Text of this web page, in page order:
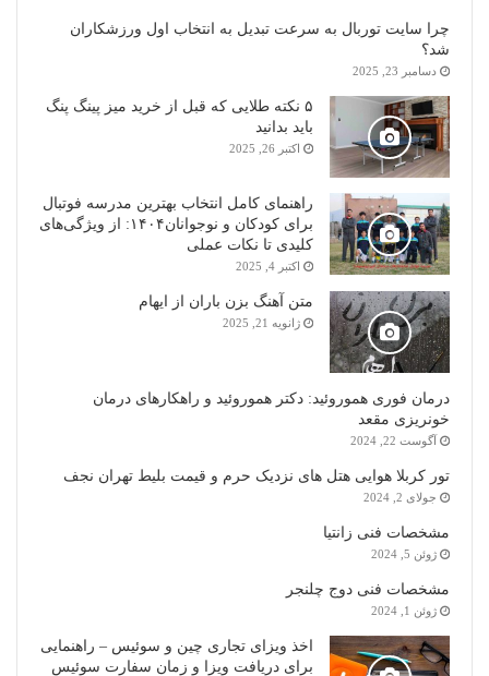
چرا سایت توربال به ‌سرعت تبدیل به انتخاب اول ورزشکاران
شد؟
دسامبر 23, 2025
۵ نکته طلایی که قبل از خرید میز پینگ پنگ
باید بدانید
اکتبر 26, 2025
راهنمای کامل انتخاب بهترین مدرسه فوتبال
برای کودکان و نوجوانان۱۴۰۴: از ویژگی‌های
کلیدی تا نکات عملی
اکتبر 4, 2025
متن آهنگ بزن باران از ایهام
ژانویه 21, 2025
درمان فوری هموروئید: دکتر هموروئید و راهکارهای درمان
خونریزی مقعد
آگوست 22, 2024
تور کربلا هوایی هتل های نزدیک حرم و قیمت بلیط تهران نجف
جولای 2, 2024
مشخصات فنی زانتیا
ژوئن 5, 2024
مشخصات فنی دوج چلنجر
ژوئن 1, 2024
اخذ ویزای تجاری چین و سوئیس – راهنمایی
برای دریافت ویزا و زمان سفارت سوئیس